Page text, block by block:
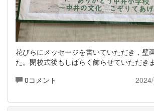
花びらにメッセージを書いていただき，壁
た。閉校式後もしばらく飾らせていただきま
0コメント